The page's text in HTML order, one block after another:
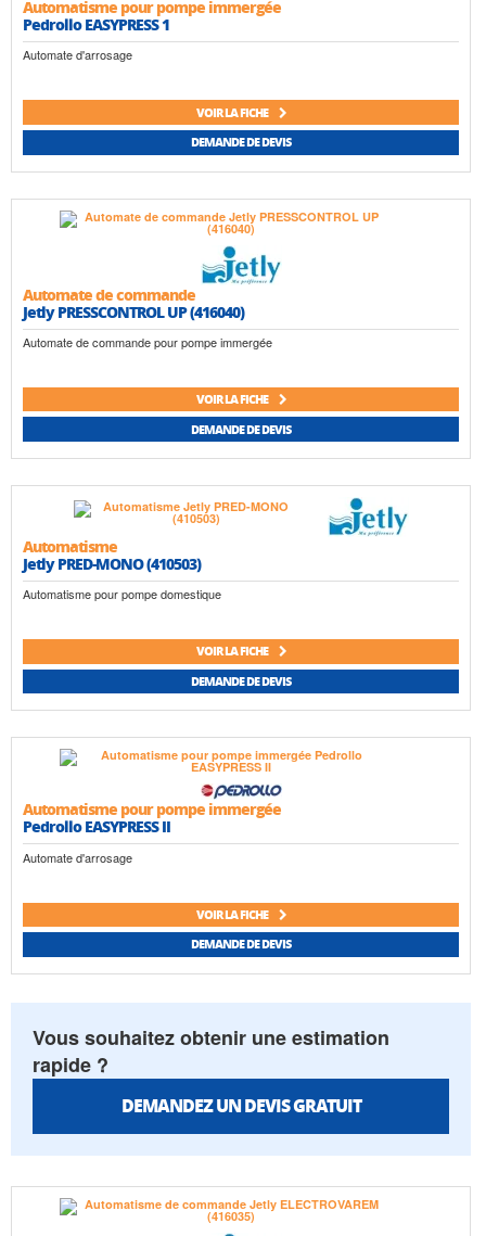
Automatisme pour pompe immergée
Pedrollo EASYPRESS 1
Automate d'arrosage
VOIR LA FICHE
DEMANDE DE DEVIS
Automate de commande
Jetly PRESSCONTROL UP (416040)
Automate de commande pour pompe immergée
VOIR LA FICHE
DEMANDE DE DEVIS
Automatisme
Jetly PRED-MONO (410503)
Automatisme pour pompe domestique
VOIR LA FICHE
DEMANDE DE DEVIS
Automatisme pour pompe immergée
Pedrollo EASYPRESS II
Automate d'arrosage
VOIR LA FICHE
DEMANDE DE DEVIS
Vous souhaitez obtenir une estimation
rapide ?
DEMANDEZ UN DEVIS GRATUIT